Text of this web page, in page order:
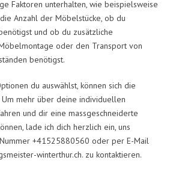
Faktoren unterhalten, wie beispielsweise
Anzahl der Möbelstücke, ob du
und ob du zusätzliche
oder den Transport von
benötigst.
du auswählst, können sich die
Um mehr über deine individuellen
und dir eine massgeschneiderte
lade ich dich herzlich ein, uns
+41525880560 oder per E-Mail
winterthur.ch. zu kontaktieren.